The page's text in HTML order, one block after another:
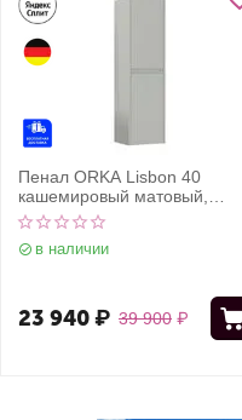
Пенал ORKA Lisbon 40
кашемировый матовый,
универсальный
в наличии
39 900 ₽
23 940₽